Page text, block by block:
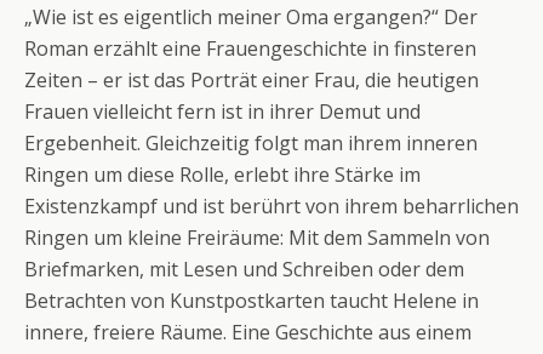
„Wie ist es eigentlich meiner Oma ergangen?“ Der
Roman erzählt eine Frauengeschichte in finsteren
Zeiten – er ist das Porträt einer Frau, die heutigen
Frauen vielleicht fern ist in ihrer Demut und
Ergebenheit. Gleichzeitig folgt man ihrem inneren
Ringen um diese Rolle, erlebt ihre Stärke im
Existenzkampf und ist berührt von ihrem beharrlichen
Ringen um kleine Freiräume: Mit dem Sammeln von
Briefmarken, mit Lesen und Schreiben oder dem
Betrachten von Kunstpostkarten taucht Helene in
innere, freiere Räume. Eine Geschichte aus einem